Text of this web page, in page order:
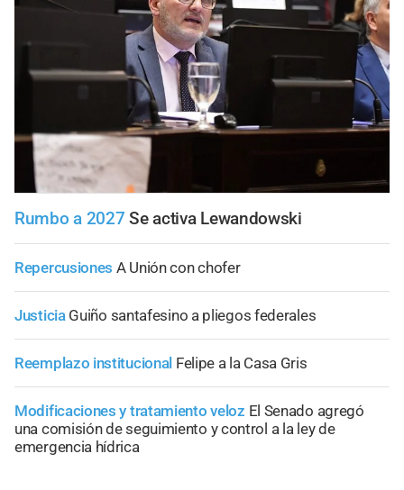
Rumbo a 2027 Se activa Lewandowski
Repercusiones A Unión con chofer
Justicia Guiño santafesino a pliegos federales
Reemplazo institucional Felipe a la Casa Gris
Modificaciones y tratamiento veloz El Senado agregó
una comisión de seguimiento y control a la ley de
emergencia hídrica